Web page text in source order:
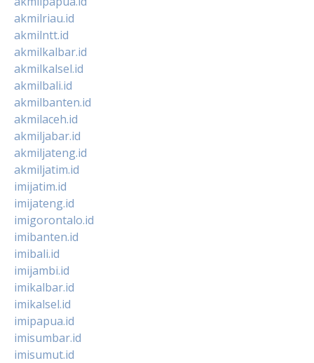
akmilriau.id
akmilntt.id
akmilkalbar.id
akmilkalsel.id
akmilbali.id
akmilbanten.id
akmilaceh.id
akmiljabar.id
akmiljateng.id
akmiljatim.id
imijatim.id
imijateng.id
imigorontalo.id
imibanten.id
imibali.id
imijambi.id
imikalbar.id
imikalsel.id
imipapua.id
imisumbar.id
imisumut.id